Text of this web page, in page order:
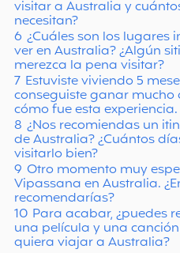
visitar a Australia y
necesitan?
6 ¿Cuáles son los lugares
ver en Australia? ¿Algún
merezca la pena visitar?
7 Estuviste viviendo 5
conseguiste ganar mucho
cómo fue esta experiencia.
8 ¿Nos recomiendas un
de Australia? ¿Cuántos
visitarlo bien?
9 Otro momento muy
Vipassana en Australia.
recomendarías?
10 Para acabar, ¿puedes
una película y una
quiera viajar a Australia?